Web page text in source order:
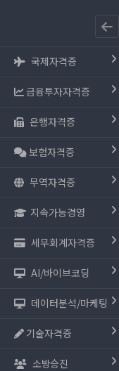
국제자격증
금융투자자격증
은행자격증
보험자격증
무역자격증
지속가능경영
세무회계자격증
AI/바이브코딩
데이터분석/마케팅
기술자격증
소방승진